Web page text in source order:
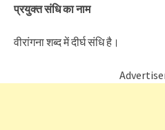
प्रयुक्त संधि का नाम
वीरांगना शब्द में दीर्घ संधि है।